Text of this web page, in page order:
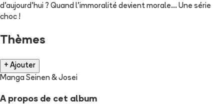
d'aujourd'hui ? Quand l'immoralité devient morale... Une série
choc !
Thèmes
+ Ajouter
Manga Seinen & Josei
A propos de cet album